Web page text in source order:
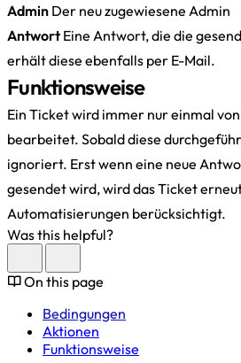
Admin Der neu zugewiesene Admin
Antwort Eine Antwort, die die
erhält diese ebenfalls per E-Mail.
Funktionsweise
Ein Ticket wird immer nur einmal
bearbeitet. Sobald diese
ignoriert. Erst wenn eine neue
gesendet wird, wird das Ticket
Automatisierungen berücksichtigt.
Was this helpful?
On this page
Bedingungen
Aktionen
Funktionsweise